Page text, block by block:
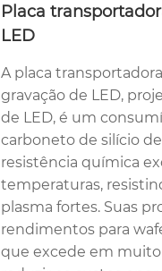
Placa
LED
A placa
gravação de LED,
de LED, é um
carboneto de silício
resistência química
temperaturas,
plasma fortes. Suas
rendimentos para
que excede em muito